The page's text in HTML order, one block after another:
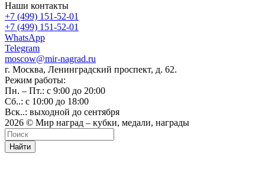
Наши контакты
+7 (499) 151-52-01
+7 (499) 151-52-01
WhatsApp
Telegram
moscow@mir-nagrad.ru
г. Москва, Ленинградский проспект, д. 62.
Режим работы:
Пн. – Пт.: с 9:00 до 20:00
Сб..: с 10:00 до 18:00
Вск..: выходной до сентября
2026 © Мир наград – кубки, медали, награды
Найти